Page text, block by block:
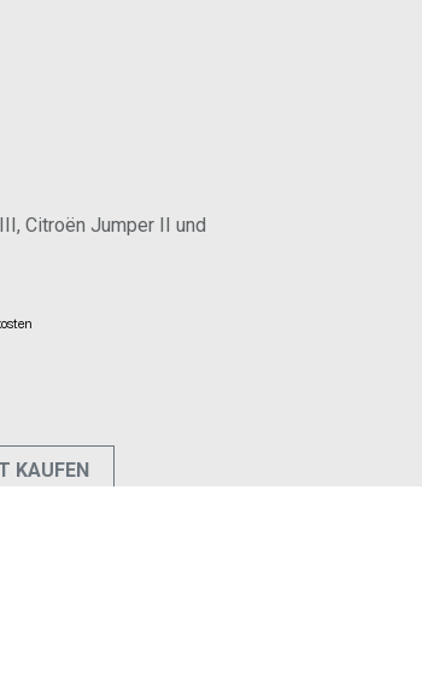
Citroën Jumper II und
KAUFEN